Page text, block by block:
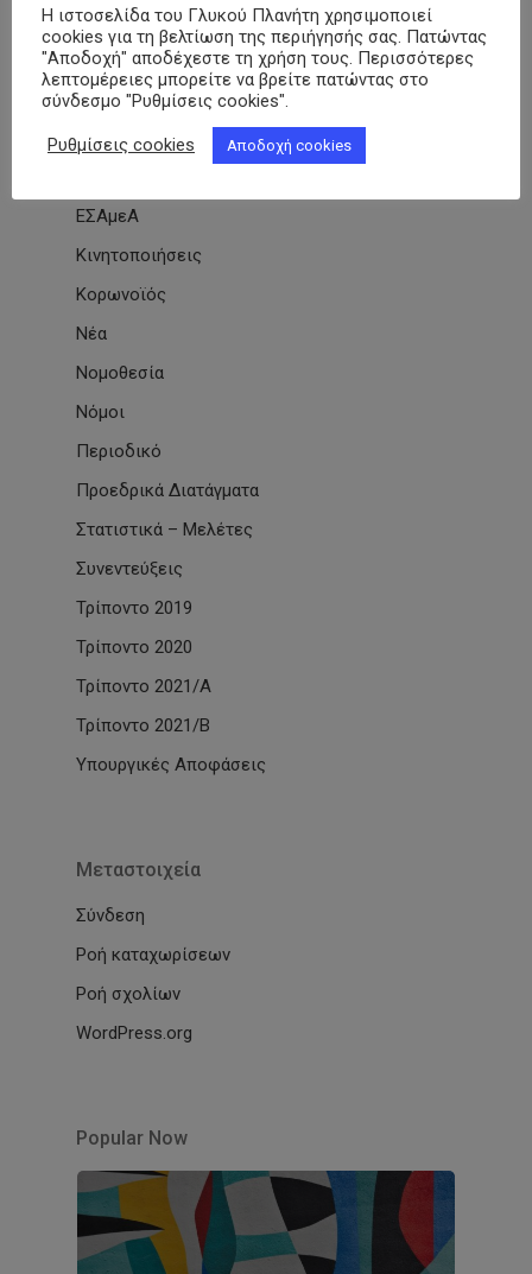
Εθνικές & Διεθνείς Συμβάσεις
Εκδηλώσεις Συλλόγων
Εκπαίδευση
Εκπαιδευτικά Μαθήματα
ΕΣΑμεΑ
Κινητοποιήσεις
Κορωνοϊός
Νέα
Νομοθεσία
Νόμοι
Περιοδικό
Προεδρικά Διατάγματα
Στατιστικά – Μελέτες
Συνεντεύξεις
Τρίποντο 2019
Τρίποντο 2020
Τρίποντο 2021/Α
Τρίποντο 2021/Β
Υπουργικές Αποφάσεις
Μεταστοιχεία
Σύνδεση
Ροή καταχωρίσεων
Ροή σχολίων
WordPress.org
Popular Now
Η ιστοσελίδα του Γλυκού Πλανήτη χρησιμοποιεί
cookies για τη βελτίωση της περιήγησής σας. Πατώντας
"Αποδοχή" αποδέχεστε τη χρήση τους. Περισσότερες
λεπτομέρειες μπορείτε να βρείτε πατώντας στο
σύνδεσμο "Ρυθμίσεις cookies".
Ρυθμίσεις cookies Αποδοχή cookies